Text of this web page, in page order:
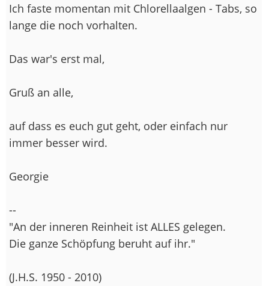
Ich faste momentan mit Chlorellaalgen - Tabs, so
lange die noch vorhalten.
Das war's erst mal,
Gruß an alle,
auf dass es euch gut geht, oder einfach nur
immer besser wird.
Georgie
--
"An der inneren Reinheit ist ALLES gelegen.
Die ganze Schöpfung beruht auf ihr."
(J.H.S. 1950 - 2010)